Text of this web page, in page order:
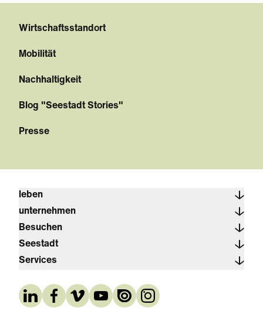
Wirtschaftsstandort
Mobilität
Nachhaltigkeit
Blog "Seestadt Stories"
Presse
leben
unternehmen
Besuchen
Seestadt
Services